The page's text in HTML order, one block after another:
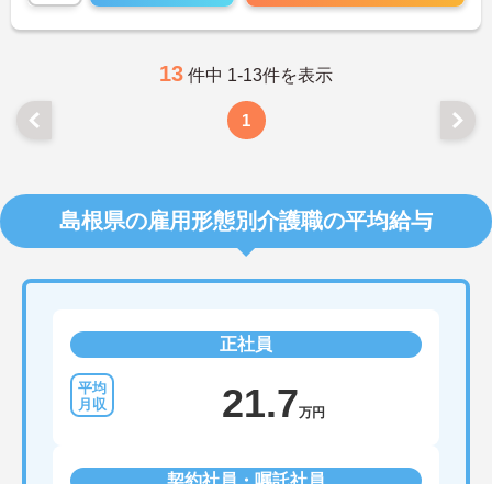
13 件中 1-13件を表示
1
島根県の雇用形態別介護職の平均給与
正社員
21.7万円
契約社員・嘱託社員